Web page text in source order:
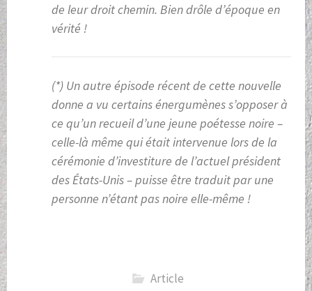
de leur droit chemin. Bien drôle d’époque en
vérité !
(*) Un autre épisode récent de cette nouvelle
donne a vu certains énergumènes s’opposer à
ce qu’un recueil d’une jeune poétesse noire –
celle-là même qui était intervenue lors de la
cérémonie d’investiture de l’actuel président
des États-Unis – puisse être traduit par une
personne n’étant pas noire elle-même !
Article